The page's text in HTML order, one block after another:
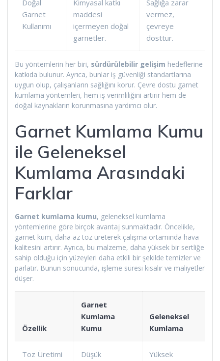
Doğal
Garnet
Kullanımı
Kimyasal katkı
maddesi
içermeyen doğal
garnetler.
Sağlığa zarar
vermez,
çevreye
dosttur.
Bu yöntemlerin her biri, sürdürülebilir gelişim hedeflerine
katkıda bulunur. Ayrıca, bunlar iş güvenliği standartlarına
uygun olup, çalışanların sağlığını korur. Çevre dostu garnet
kumlama yöntemleri, hem iş verimliliğini artırır hem de
doğal kaynakların korunmasına yardımcı olur.
Garnet Kumlama Kumu
ile Geleneksel
Kumlama Arasındaki
Farklar
Garnet kumlama kumu, geleneksel kumlama
yöntemlerine göre birçok avantaj sunmaktadır. Öncelikle,
garnet kum, daha az toz üreterek çalışma ortamında hava
kalitesini artırır. Ayrıca, bu malzeme, daha yüksek bir sertliğe
sahip olduğu için yüzeyleri daha etkili bir şekilde temizler ve
parlatır. Bunun sonucunda, işleme süresi kısalır ve maliyetler
düşer.
Özellik
Garnet
Kumlama
Kumu
Geleneksel
Kumlama
Toz Üretimi Düşük Yüksek